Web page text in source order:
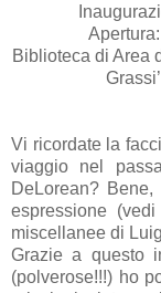
Biblioteca di Area
Vi ricordate la
viaggio nel
DeLorean? Bene,
espressione
miscellanee di
Grazie a questo
(polverose!!!) ho